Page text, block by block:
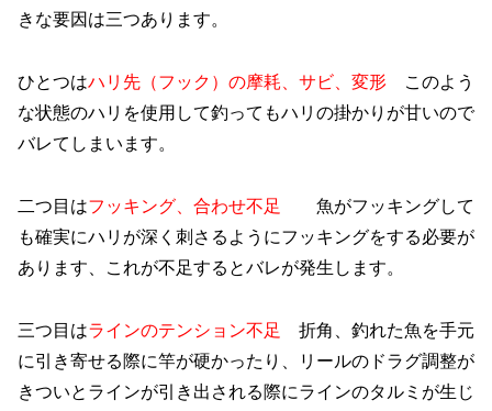
きな要因は三つあります。
ひとつはハリ先（フック）の摩耗、サビ、変形 このよう
な状態のハリを使用して釣ってもハリの掛かりが甘いので
バレてしまいます。
二つ目はフッキング、合わせ不足
魚がフッキングして
も確実にハリが深く刺さるようにフッキングをする必要が
あります、これが不足するとバレが発生します。
三つ目はラインのテンション不足
折角、釣れた魚を手元
に引き寄せる際に竿が硬かったり、リールのドラグ調整が
きついとラインが引き出される際にラインのタルミが生じ